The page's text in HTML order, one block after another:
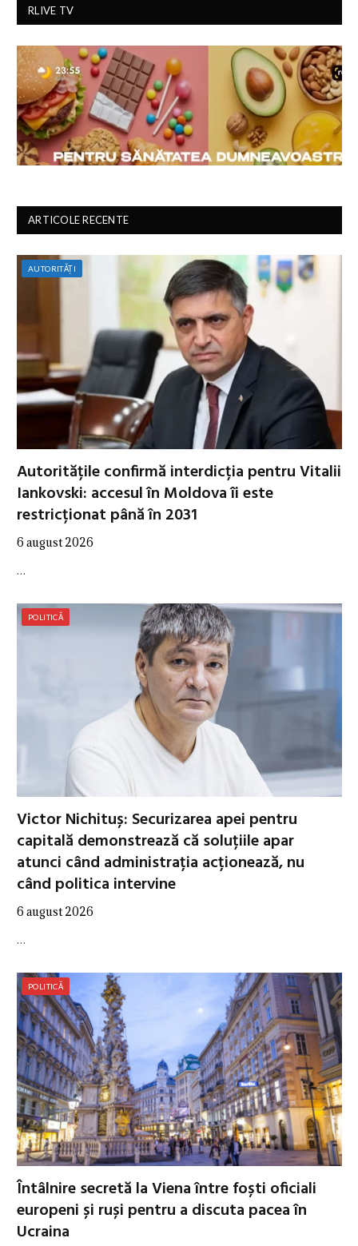
RLIVE TV
ARTICOLE RECENTE
AUTORITĂȚI
Autoritățile confirmă interdicția pentru Vitalii
Iankovski: accesul în Moldova îi este
restricționat până în 2031
6 august 2026
…
POLITICĂ
Victor Nichituș: Securizarea apei pentru
capitală demonstrează că soluțiile apar
atunci când administrația acționează, nu
când politica intervine
6 august 2026
…
POLITICĂ
Întâlnire secretă la Viena între foști oficiali
europeni și ruși pentru a discuta pacea în
Ucraina